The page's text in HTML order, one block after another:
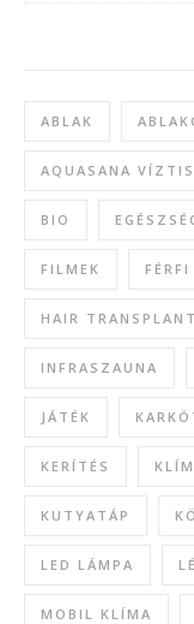
ABLAK
AQUASANA
BIO
FILMEK
HAIR TRANSPLANT
INFRASZAUNA
JÁTÉK
KERÍTÉS
KUTYATÁP
LED LÁMPA
MOBIL KLÍMA